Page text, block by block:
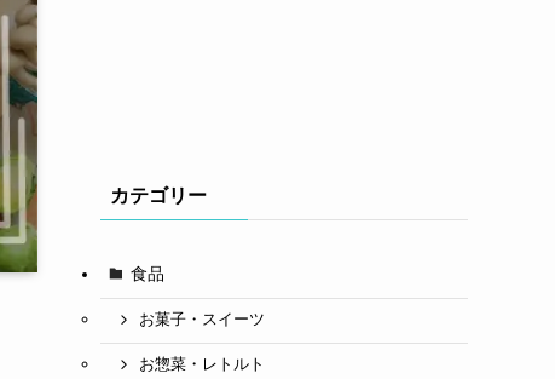
カテゴリー
食品
お菓子・スイーツ
お惣菜・レトルト